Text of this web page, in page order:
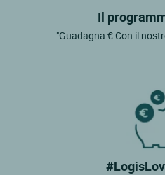
Il
"Guadagna € Con il